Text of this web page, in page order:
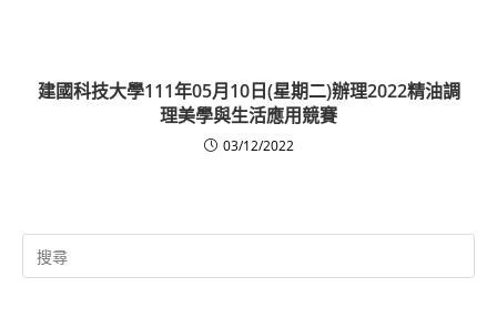
建國科技大學111年05月10日(星期二)辦理2022精油調
理美學與生活應用競賽
03/12/2022
Search
for: